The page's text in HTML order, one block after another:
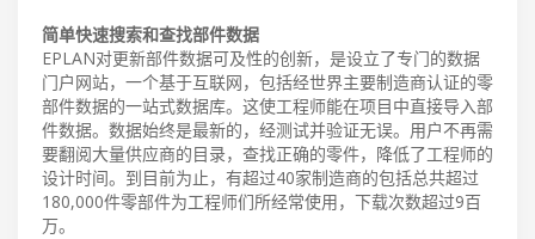
简单快速搜索和查找部件数据
EPLAN对更新部件数据可及性的创新，是设立了专门的数据
门户网站，一个基于互联网，包括经世界主要制造商认证的零
部件数据的一站式数据库。这使工程师能在项目中直接导入部
件数据。数据始终是最新的，经测试并验证无误。用户不再需
要翻阅大量供应商的目录，查找正确的零件，降低了工程师的
设计时间。到目前为止，有超过40家制造商的包括总共超过
180,000件零部件为工程师们所经常使用，下载次数超过9百
万。